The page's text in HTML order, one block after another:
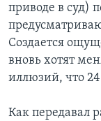
приводе в суд)
Создается
вновь хотят
иллюзий, что
Как передавал